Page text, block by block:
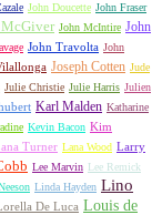
John Doucette John Fraser
John McIntire John
John Travolta John
Joseph Cotten Jude
Julie Christie Julie Harris Julien
Karl Malden Katharine
Kevin Bacon Kim
Turner Lana Wood Larry
Lee Marvin Lee Remick
Linda Hayden Lino
De Luca Louis de